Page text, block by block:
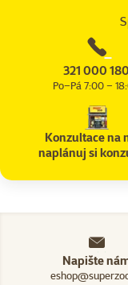
321 000 180
Po–Pá 7:00 –
Konzultace na
naplánuj si
Napište